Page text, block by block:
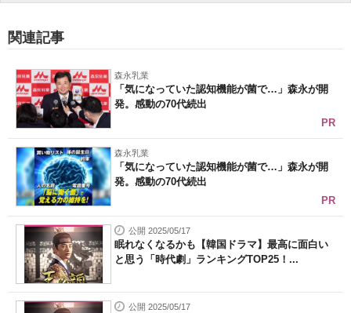
関連記事
森永乳業
「気になっていた認知機能が菌で…」森永が開
発。感動の70代続出
PR
森永乳業
「気になっていた認知機能が菌で…」森永が開
発。感動の70代続出
PR
公開 2025/05/17
眠れなくなるかも【韓国ドラマ】最高に面白い
と思う「時代劇」ランキングTOP25！...
公開 2025/05/17